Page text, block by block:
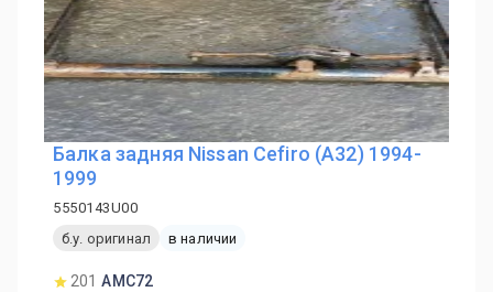
Балка задняя Nissan Cefiro (A32) 1994-
1999
5550143U00
б.у. оригинал
в наличии
201 AMC72